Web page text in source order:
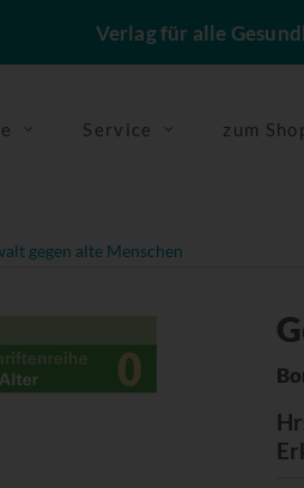
Verlag für alle
Service zum
gegen alte Menschen